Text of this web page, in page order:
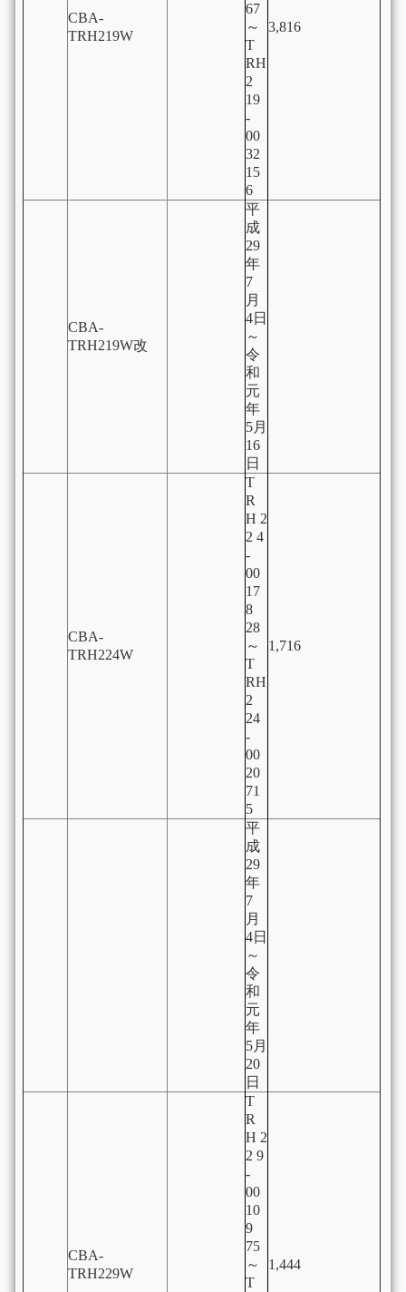
CBA-
TRH219W
67
～
T
RH
2
19
-
00
32
15
6
3,816
CBA-
TRH219W改
平
成
29
年
7
月
4日
～
令
和
元
年
5月
16
日
CBA-
TRH224W
T
R
H 2
2 4
-
00
17
8
28
～
T
RH
2
24
-
00
20
71
5
1,716
平
成
29
年
7
月
4日
～
令
和
元
年
5月
20
日
CBA-
TRH229W
T
R
H 2
2 9
-
00
10
9
75
～
T
1,444